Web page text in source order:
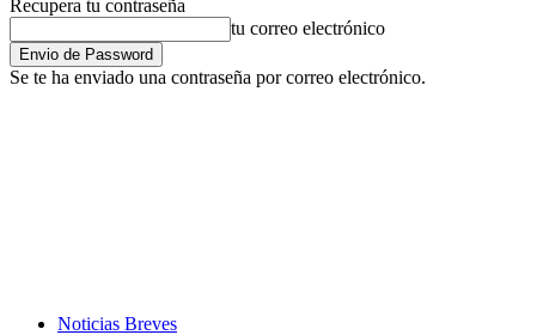
Recupera tu contraseña
tu correo electrónico
Se te ha enviado una contraseña por correo electrónico.
Noticias Breves